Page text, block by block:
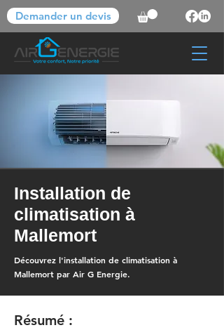
Demander un devis
Installation de
climatisation à
Mallemort
Découvrez l'installation de climatisation à
Mallemort par Air G Energie.
Résumé :